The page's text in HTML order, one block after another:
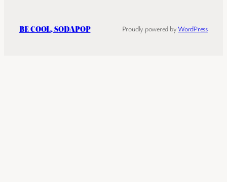
BE COOL, SODAPOP Proudly powered byWordPress